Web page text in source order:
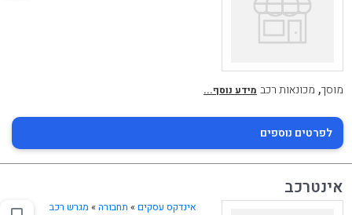
מוסך, מכונאות רכב מידע נוסף...
לפרטים נוספים
אינטרכב
אינדקס עסקים » תחבורה» מגרש רכב